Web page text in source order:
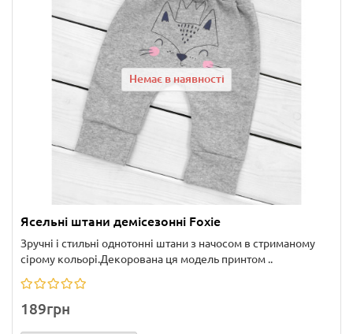
Немає в наявності
Ясельні штани демісезонні Foxie
Зручні і стильні однотонні штани з начосом в стриманому
сірому кольорі.Декорована ця модель принтом ..
189грн